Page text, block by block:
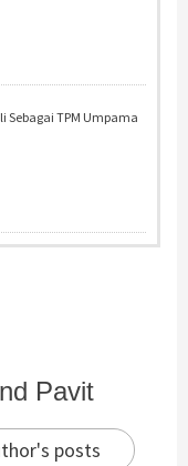
Sebagai TPM Umpama
Pavit
posts